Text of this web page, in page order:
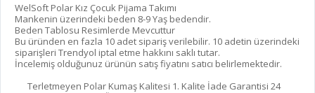
WelSoft Polar Kız Çocuk Pijama Takımı
Mankenin üzerindeki beden 8-9 Yaş bedendir.
Beden Tablosu Resimlerde Mevcuttur
Bu üründen en fazla 10 adet sipariş verilebilir. 10 adetin üzerindeki
siparişleri Trendyol iptal etme hakkını saklı tutar.
İncelemiş olduğunuz ürünün satış fiyatını satıcı belirlemektedir.
Terletmeyen Polar Kumaş Kalitesi 1. Kalite İade Garantisi 24